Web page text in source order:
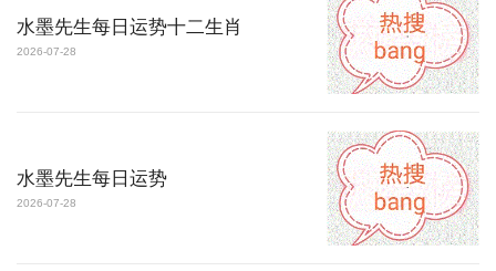
水墨先生每日运势十二生肖
2026-07-28
水墨先生每日运势
2026-07-28